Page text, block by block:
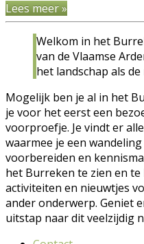
Lees meer »
Welkom in het
van de Vlaamse
het landschap als
Mogelijk ben je al in het
je voor het eerst een
voorproefje. Je vindt er
waarmee je een
voorbereiden en
het Burreken te zien en
activiteiten en nieuwtjes
ander onderwerp. Geniet
uitstap naar dit veelzijdig